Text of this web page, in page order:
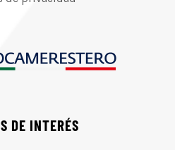
DE INTERÉS